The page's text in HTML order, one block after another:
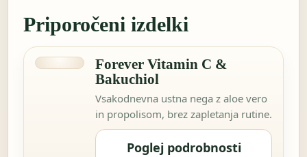
Priporočeni izdelki
Forever Vitamin C &
Bakuchiol
Vsakodnevna ustna nega z aloe vero
in propolisom, brez zapletanja rutine.
Poglej podrobnosti